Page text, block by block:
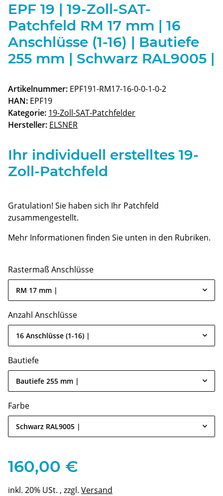
EPF 19 | 19-Zoll-SAT-
Patchfeld RM 17 mm | 16
Anschlüsse (1-16) | Bautiefe
255 mm | Schwarz RAL9005 |
Artikelnummer: EPF191-RM17-16-0-0-1-0-2
HAN: EPF19
Kategorie: 19-Zoll-SAT-Patchfelder
Hersteller: ELSNER
Ihr individuell erstelltes 19-
Zoll-Patchfeld
Gratulation! Sie haben sich Ihr Patchfeld
zusammengestellt.
Mehr Informationen finden Sie unten in den Rubriken.
Rastermaß Anschlüsse
RM 17 mm |
Anzahl Anschlüsse
16 Anschlüsse (1-16) |
Bautiefe
Bautiefe 255 mm |
Farbe
Schwarz RAL9005 |
160,00 €
inkl. 20% USt. , zzgl. Versand